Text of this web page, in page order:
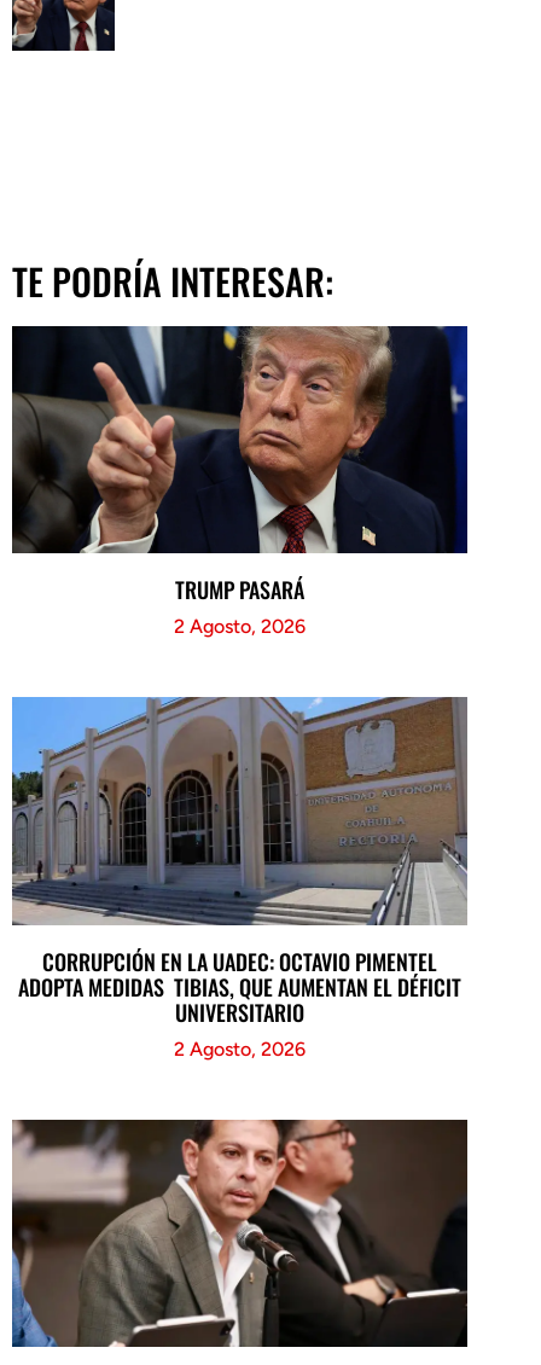
TE PODRÍA INTERESAR:
TRUMP PASARÁ
2 Agosto, 2026
CORRUPCIÓN EN LA UADEC: OCTAVIO PIMENTEL
ADOPTA MEDIDAS TIBIAS, QUE AUMENTAN EL DÉFICIT
UNIVERSITARIO
2 Agosto, 2026